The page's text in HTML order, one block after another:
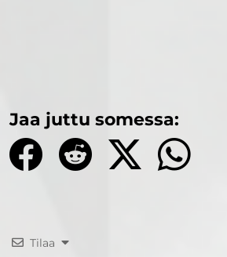
Jaa juttu somessa:
Tilaa